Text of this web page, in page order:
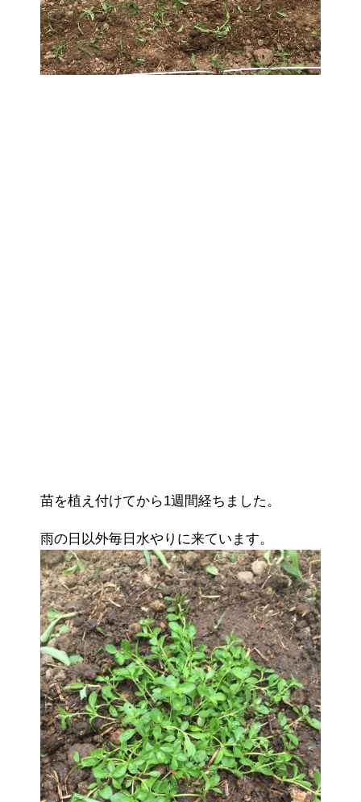
苗を植え付けてから1週間経ちました。
雨の日以外毎日水やりに来ています。